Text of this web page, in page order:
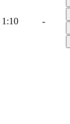
1:10 -